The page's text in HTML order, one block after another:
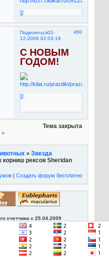
0
Поделиться 460
31-
12-2009 02:03:19
С НОВЫМ
ГОДОМ!
0
Тема закрыта
»
» Звезда
корниш рексов Sheridan
|Создать форум бесплатно
счетчика с 25.04.2009